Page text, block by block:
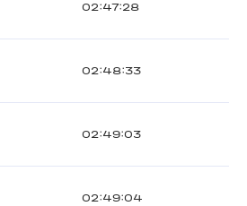
02:47:28
02:48:33
02:49:03
02:49:04